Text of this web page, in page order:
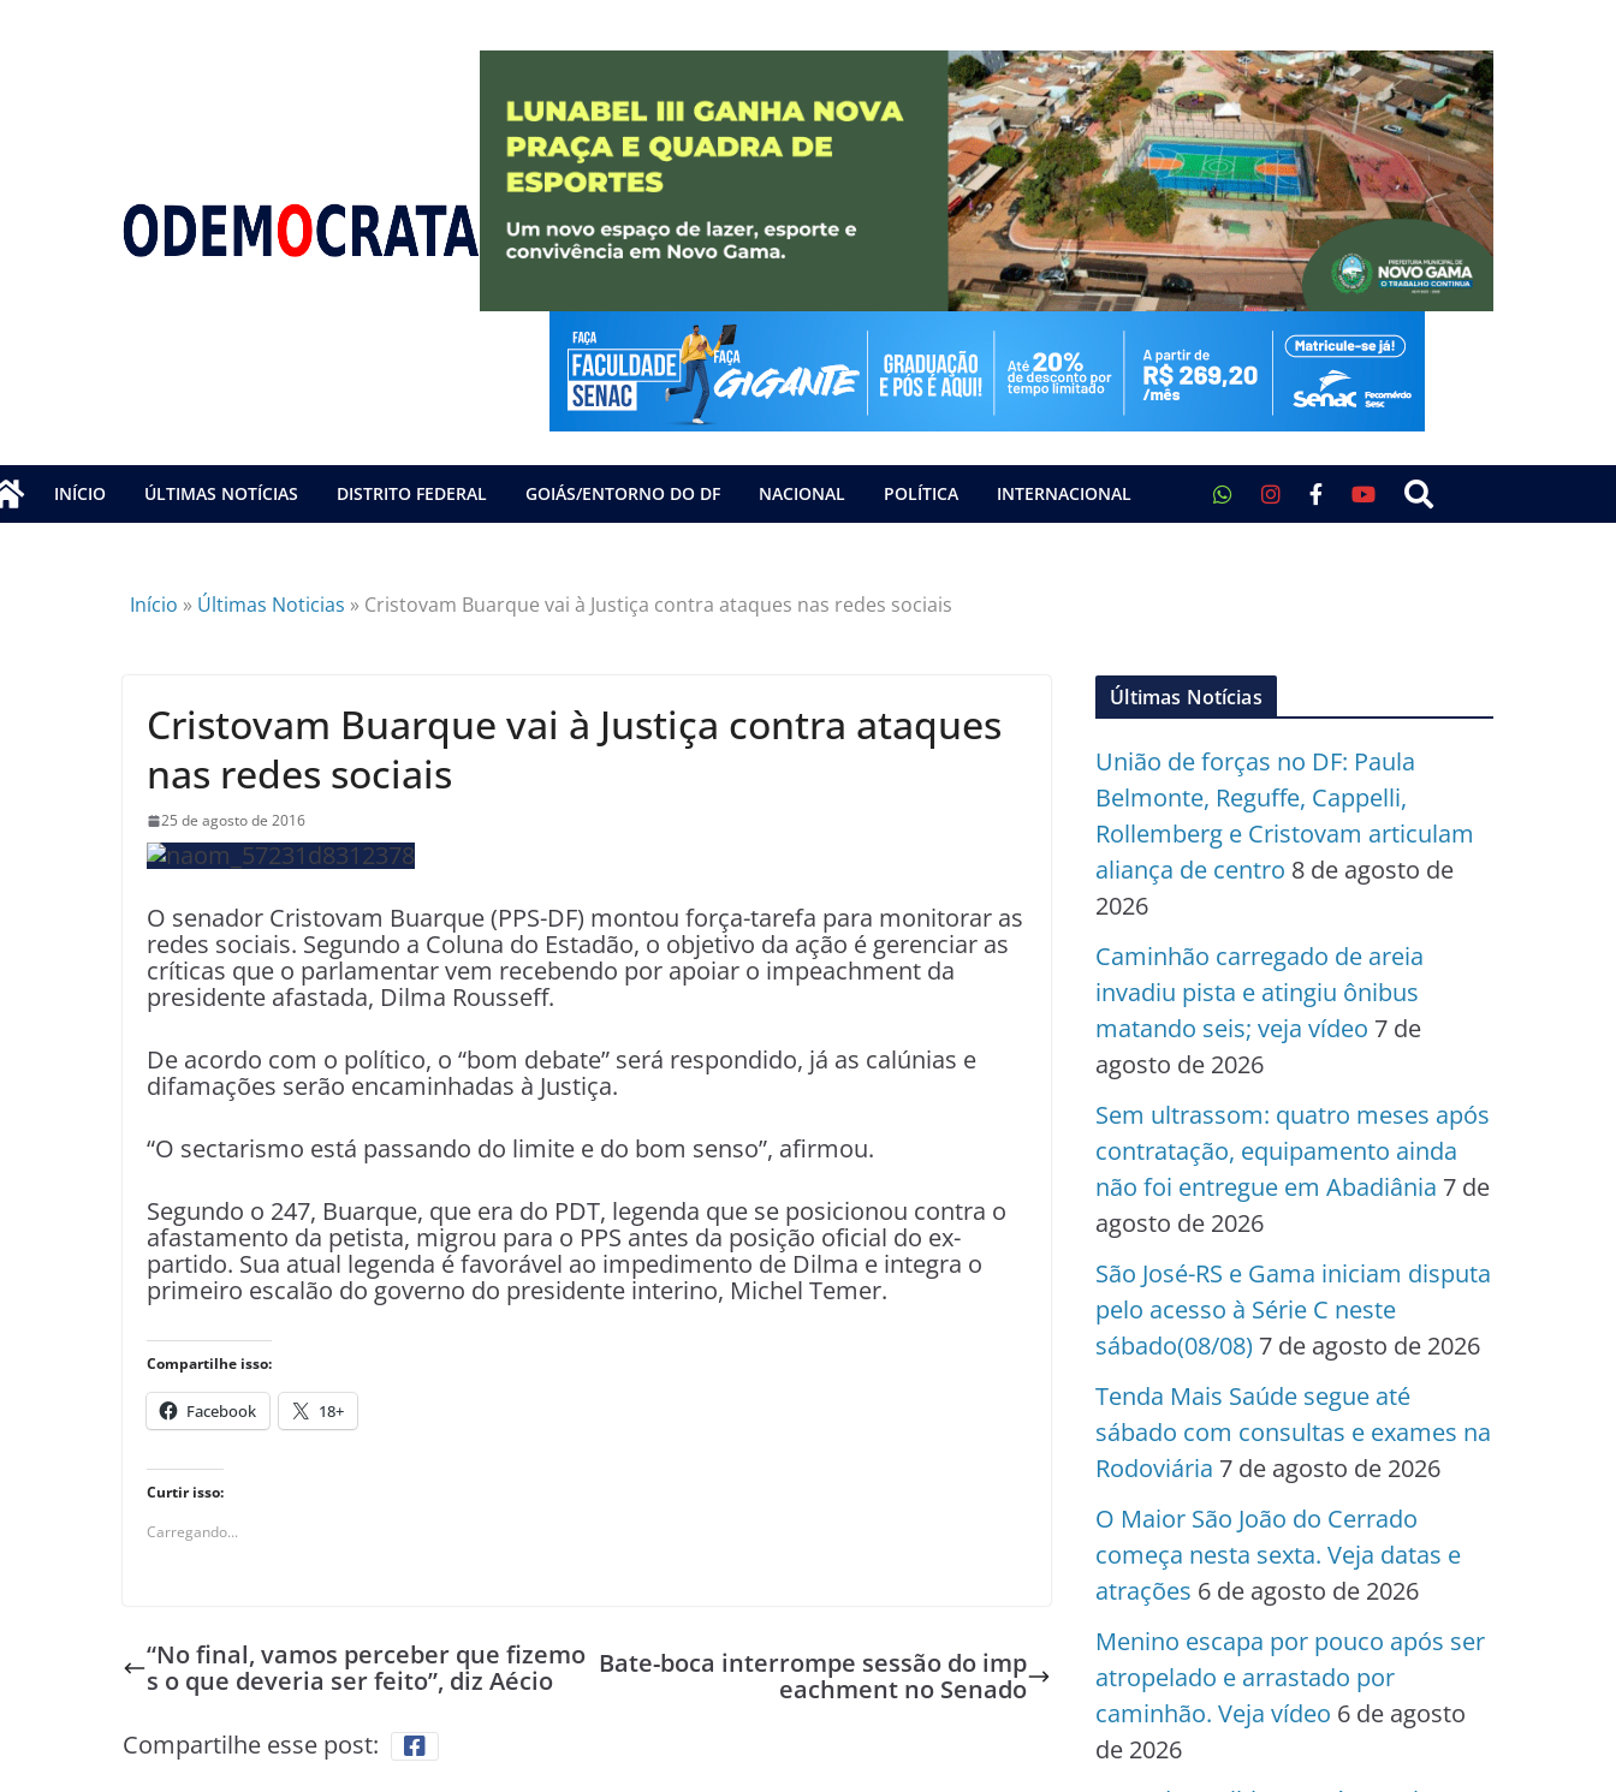
INÍCIO ÚLTIMAS NOTÍCIAS DISTRITO FEDERAL GOIÁS/ENTORNO DO DF NACIONAL POLÍTICA INTERNACIONAL
Início » Últimas Noticias » Cristovam Buarque vai à Justiça contra ataques nas redes sociais
Cristovam Buarque vai à Justiça contra ataques
nas redes sociais
25 de agosto de 2016
O senador Cristovam Buarque (PPS-DF) montou força-tarefa para monitorar as
redes sociais. Segundo a Coluna do Estadão, o objetivo da ação é gerenciar as
críticas que o parlamentar vem recebendo por apoiar o impeachment da
presidente afastada, Dilma Rousseff.
De acordo com o político, o “bom debate” será respondido, já as calúnias e
difamações serão encaminhadas à Justiça.
“O sectarismo está passando do limite e do bom senso”, afirmou.
Segundo o 247, Buarque, que era do PDT, legenda que se posicionou contra o
afastamento da petista, migrou para o PPS antes da posição oficial do ex-
partido. Sua atual legenda é favorável ao impedimento de Dilma e integra o
primeiro escalão do governo do presidente interino, Michel Temer.
Compartilhe isso:
Facebook 18+
Curtir isso:
Carregando...
“No final, vamos perceber que fizemo
s o que deveria ser feito”, diz Aécio
Bate-boca interrompe sessão do imp
eachment no Senado
Compartilhe esse post:
Últimas Notícias
União de forças no DF: Paula
Belmonte, Reguffe, Cappelli,
Rollemberg e Cristovam articulam
aliança de centro 8 de agosto de
2026
Caminhão carregado de areia
invadiu pista e atingiu ônibus
matando seis; veja vídeo 7 de
agosto de 2026
Sem ultrassom: quatro meses após
contratação, equipamento ainda
não foi entregue em Abadiânia 7 de
agosto de 2026
São José-RS e Gama iniciam disputa
pelo acesso à Série C neste
sábado(08/08) 7 de agosto de 2026
Tenda Mais Saúde segue até
sábado com consultas e exames na
Rodoviária 7 de agosto de 2026
O Maior São João do Cerrado
começa nesta sexta. Veja datas e
atrações 6 de agosto de 2026
Menino escapa por pouco após ser
atropelado e arrastado por
caminhão. Veja vídeo 6 de agosto
de 2026